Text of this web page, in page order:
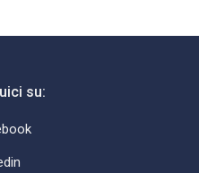
su: